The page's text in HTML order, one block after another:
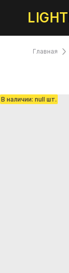
LIGHT
Главная